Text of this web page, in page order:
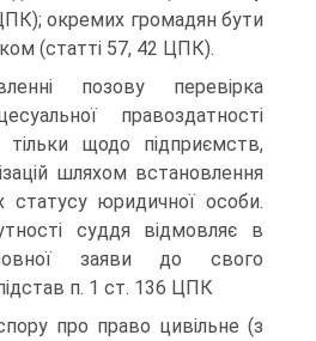
окремих громадян бути
(статті 57, 42 ЦПК).
позову перевірка
правоздатності
тільки щодо підприємств,
шляхом встановлення
статусу юридичної особи.
суддя відмовляє в
заяви до свого
п. 1 ст. 136 ЦПК
про право цивільне (з